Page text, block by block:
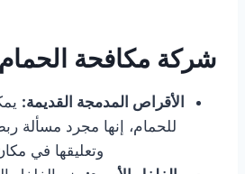
شركة مكافحة
الأقراص المدمجة القديمة:
للحمام، إنها مجرد مسألة
وتعليقها في